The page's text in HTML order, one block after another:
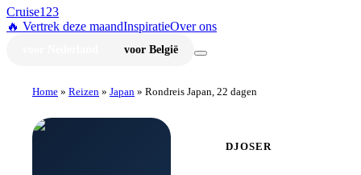
Cruise123
🔥 Vertrek deze maandInspiratieOver ons
voor België
Home » Reizen » Japan » Rondreis Japan, 22 dagen
DJOSER